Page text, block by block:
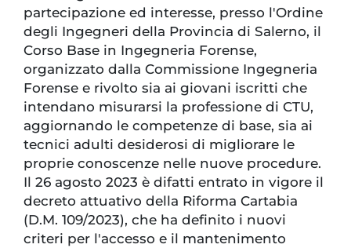
partecipazione ed interesse, presso l'Ordine
degli Ingegneri della Provincia di Salerno, il
Corso Base in Ingegneria Forense,
organizzato dalla Commissione Ingegneria
Forense e rivolto sia ai giovani iscritti che
intendano misurarsi la professione di CTU,
aggiornando le competenze di base, sia ai
tecnici adulti desiderosi di migliorare le
proprie conoscenze nelle nuove procedure.
Il 26 agosto 2023 è difatti entrato in vigore il
decreto attuativo della Riforma Cartabia
(D.M. 109/2023), che ha definito i nuovi
criteri per l'accesso e il mantenimento